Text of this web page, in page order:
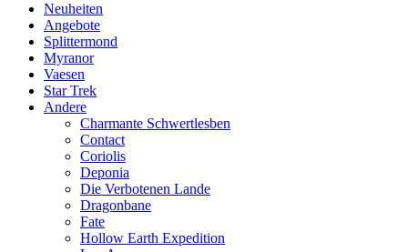
Neuheiten
Angebote
Splittermond
Myranor
Vaesen
Star Trek
Andere
Charmante Schwertlesben
Contact
Coriolis
Deponia
Die Verbotenen Lande
Dragonbane
Fate
Hollow Earth Expedition